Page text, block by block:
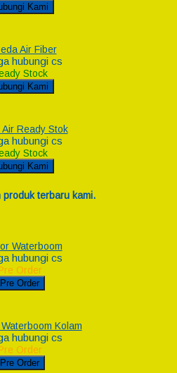
Kami
Air Fiber
hubungi cs
Stock
Kami
Air Ready Stok
hubungi cs
Stock
Kami
produk terbaru kami.
Waterboom
hubungi cs
Order
Pre Order
Kolam
hubungi cs
Order
Pre Order